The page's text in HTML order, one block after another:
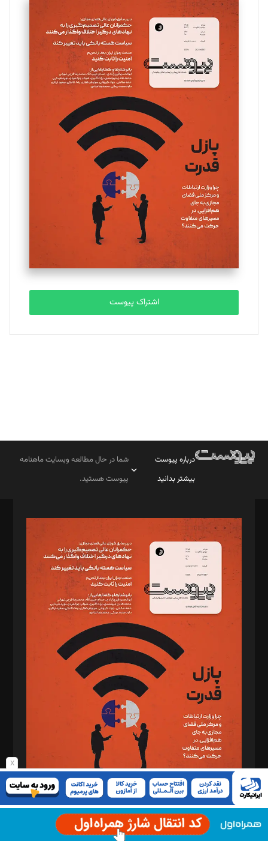
x
سروش کرمیان
تحریریه
مینا پاکدل
یسنا امان‌پور
تحریریه
ملینا جعفری
تحریریه
مصطفی مسجدی آرانی
تحریریه
بابک نقاش
تحریریه
اشتراک پیوست
درباره پیوست
بیشتر بدانید
شما در حال مطالعه وبسایت ماهنامه
پیوست هستید.
مدیر مسئول: محمدباقر اثنی‌عشری
سردبیر: مهرک محمودی
دبیر تحریریه: میثم قاسمی
د‌بیر ناداستان: سمانه سمیع
د‌بیر خدمت و تجارت: ابوالفضل رجبی
د‌بیر حقوق فناوری: حسام‌الدین ایپکچی
د‌بیر پیوست جهان: مینا پاکدل
د‌بیر تحریریه آنلاین: بابک نقاش
تحریریه‌: مجتبی محمود‌ی، آرش برهمند، یسنا امان‌پور، سروش کرمیان،
مصطفی مسجدی آرانی، ابوالفضل رجبی، زهرا فکرانه، فائزه فتحی
رستمی،مصطفی باستان
ویرایش: نگار استاد‌‌آقا
طراح یونیفرم: مجید توکلی
فیلمبرداری و عکاسی: امیر شفیعی، مانی لطفی زاده
گرافیک و صفحه‌آرایی: سید‌سبحان‌علی ثابت
مد‌یر توسعه تجاری: کامبیز برید‌
امور مالی: شاپور رهبری، محمد‌ کاظمی‌نیا
امور اد‌اری: راضیه محمود‌ی
مرکز تماس: ۰۲۱۴۲۸۲۴۰۰۰
شماره ۱۴۷ - مرداد ۱۴۰۵